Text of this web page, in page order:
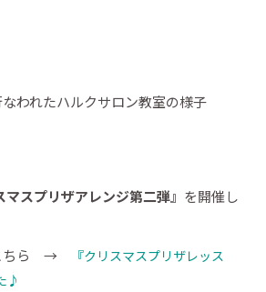
われたハルクサロン教室の様子
マスプリザアレンジ第二弾』 を開催し
ちら →
『クリスマスプリザレッス
♪